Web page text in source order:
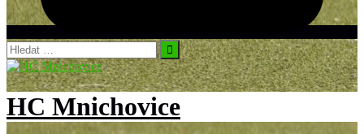
Vyhledávání
HC Mnichovice